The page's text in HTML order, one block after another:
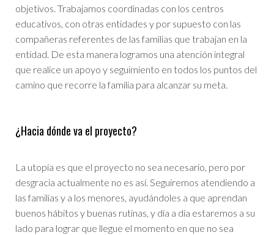
objetivos. Trabajamos coordinadas con los centros
educativos, con otras entidades y por supuesto con las
compañeras referentes de las familias que trabajan en la
entidad. De esta manera logramos una atención integral
que realice un apoyo y seguimiento en todos los puntos del
camino que recorre la familia para alcanzar su meta.
¿Hacia dónde va el proyecto?
La utopía es que el proyecto no sea necesario, pero por
desgracia actualmente no es así. Seguiremos atendiendo a
las familias y a los menores, ayudándoles a que aprendan
buenos hábitos y buenas rutinas, y día a día estaremos a su
lado para lograr que llegue el momento en que no sea